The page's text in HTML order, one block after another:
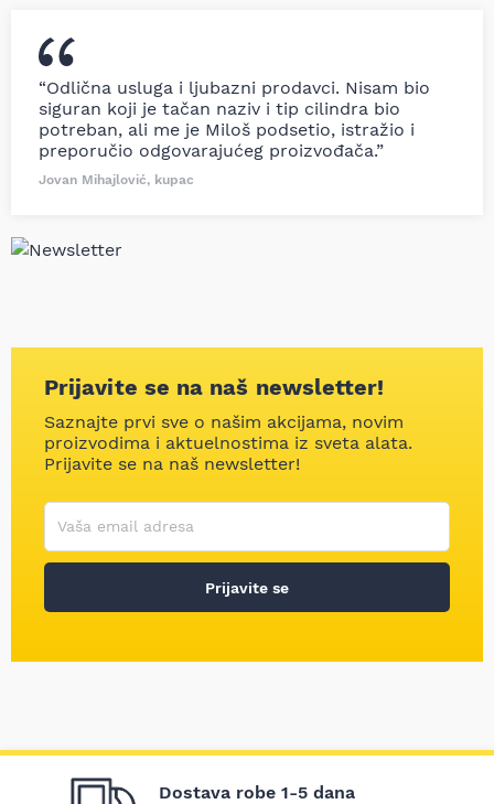
“Odlična usluga i ljubazni prodavci. Nisam bio
siguran koji je tačan naziv i tip cilindra bio
potreban, ali me je Miloš podsetio, istražio i
preporučio odgovarajućeg proizvođača.”
Jovan Mihajlović, kupac
Prijavite se na naš newsletter!
Saznajte prvi sve o našim akcijama, novim
proizvodima i aktuelnostima iz sveta alata.
Prijavite se na naš newsletter!
Korisničko ime
Vaša email adresa
Prijavite se
Dostava robe 1-5 dana